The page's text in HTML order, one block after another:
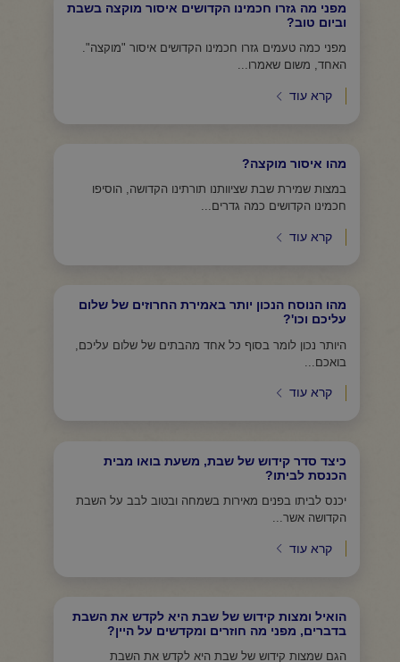
מפני מה גזרו חכמינו הקדושים איסור מוקצה בשבת
וביום טוב?
מפני כמה טעמים גזרו חכמינו הקדושים איסור "מוקצה".
האחד, משום שאמרו...
קרא עוד
מהו איסור מוקצה?
במצות שמירת שבת שציוותנו תורתינו הקדושה, הוסיפו
חכמינו הקדושים כמה גדרים...
קרא עוד
מהו הנוסח הנכון יותר באמירת החרוזים של שלום
עליכם וכו'?
היותר נכון לומר בסוף כל אחד מהבתים של שלום עליכם,
בואכם...
קרא עוד
כיצד סדר קידוש של שבת, משעת בואו מבית
הכנסת לביתו?
יכנס לביתו בפנים מאירות בשמחה ובטוב לבב על השבת
הקדושה אשר...
קרא עוד
הואיל ומצות קידוש של שבת היא לקדש את השבת
בדברים, מפני מה חוזרים ומקדשים על היין?
הגם שמצות קידוש של שבת היא לקדש את השבת